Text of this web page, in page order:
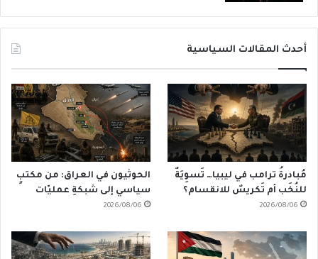
أحدث المقالات السياسية
مُبادرةُ ترامب في ليبيا… تَسوِيَةٌ
للنُخَب أم تَكريسٌ للانقسام؟
2026/08/06
الحوثيون في العراق: من مكتبٍ
سياسي إلى شبكةِ عمليّات
2026/08/06